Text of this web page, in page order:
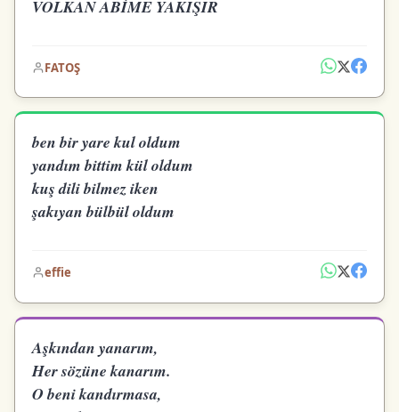
VOLKAN ABİME YAKIŞIR
FATOŞ
ben bir yare kul oldum
yandım bittim kül oldum
kuş dili bilmez iken
şakıyan bülbül oldum
effie
Aşkından yanarım,
Her sözüne kanarım.
O beni kandırmasa,